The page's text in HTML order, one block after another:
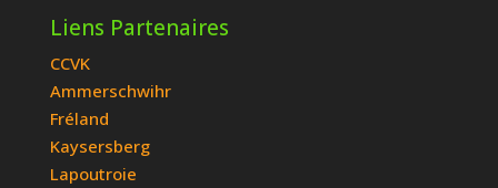
Liens Partenaires
CCVK
Ammerschwihr
Fréland
Kaysersberg
Lapoutroie